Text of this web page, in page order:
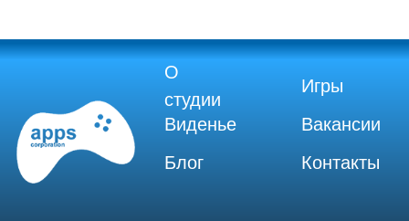
О
студии
Игры
Виденье
Вакансии
Блог
Контакты